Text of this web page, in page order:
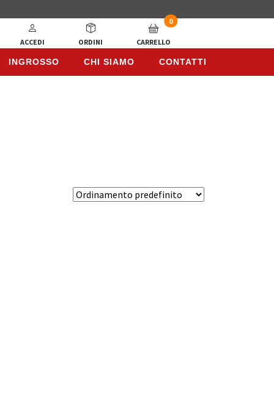
ACCEDI ORDINI
0
CARRELLO
INGROSSO CHI SIAMO CONTATTI